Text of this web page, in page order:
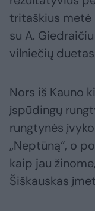
tritaškius metė
su A.
vilniečių
Nors iš Kauno
įspūdingų
rungtynės
„Neptūną“, o
kaip jau
Šiškauskas